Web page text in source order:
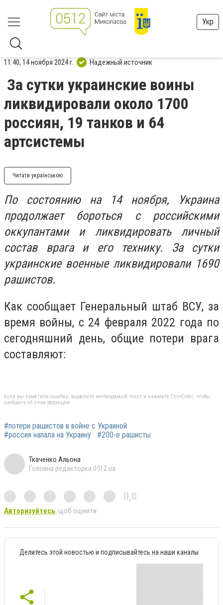
Укр
11:40, 14 ноября 2024 г. Надежный источник
За сутки украинские воины
ликвидировали около 1700
россиян, 19 танков и 64
артсистемы
Читати українською
По состоянию на 14 ноября, Украина
продолжает бороться с российскими
оккупантами и ликвидировать личный
состав врага и его технику. За сутки
украинские военные ликвидировали 1690
рашистов.
Как сообщает Генеральный штаб ВСУ, за
время войны, с 24 февраля 2022 года по
сегодняшний день, общие потери врага
составляют:
Если вы заметили ошибку, выделите необходимый текст и нажмите Ctrl+Enter, чтобы
сообщить об этом редакции
#потери рашистов в войне с Украиной
#россия напала на Украину
#200-е рашисты
Ткаченко Альона
Головна редакторка 0512.ua
0,0
Авторизуйтесь, щоб оцінити
Делитесь этой новостью и подписывайтесь на наши каналы